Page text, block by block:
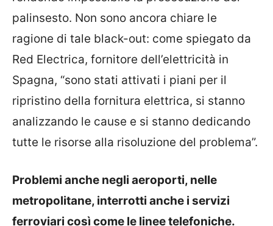
palinsesto. Non sono ancora chiare le
ragione di tale black-out: come spiegato da
Red Electrica, fornitore dell’elettricità in
Spagna, “sono stati attivati i piani per il
ripristino della fornitura elettrica, si stanno
analizzando le cause e si stanno dedicando
tutte le risorse alla risoluzione del problema”.
Problemi anche negli aeroporti, nelle
metropolitane, interrotti anche i servizi
ferroviari così come le linee telefoniche.